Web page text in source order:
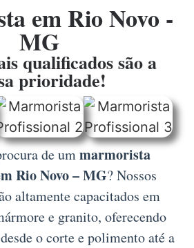
em Rio Novo -
MG
qualificados são a
prioridade!
de ummarmorista
Rio Novo – MG? Nossos
altamente capacitados em
e granito, oferecendo
o corte e polimento até a